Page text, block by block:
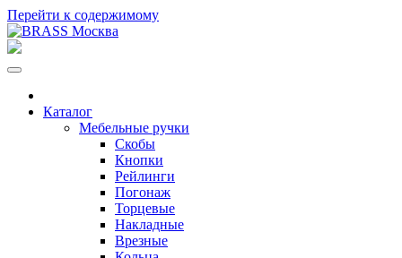
Перейти к содержимому
Каталог
Мебельные ручки
Скобы
Кнопки
Рейлинги
Погонаж
Торцевые
Накладные
Врезные